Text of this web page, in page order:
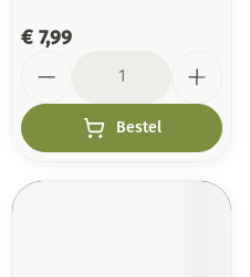
€ 7,99
Bestel